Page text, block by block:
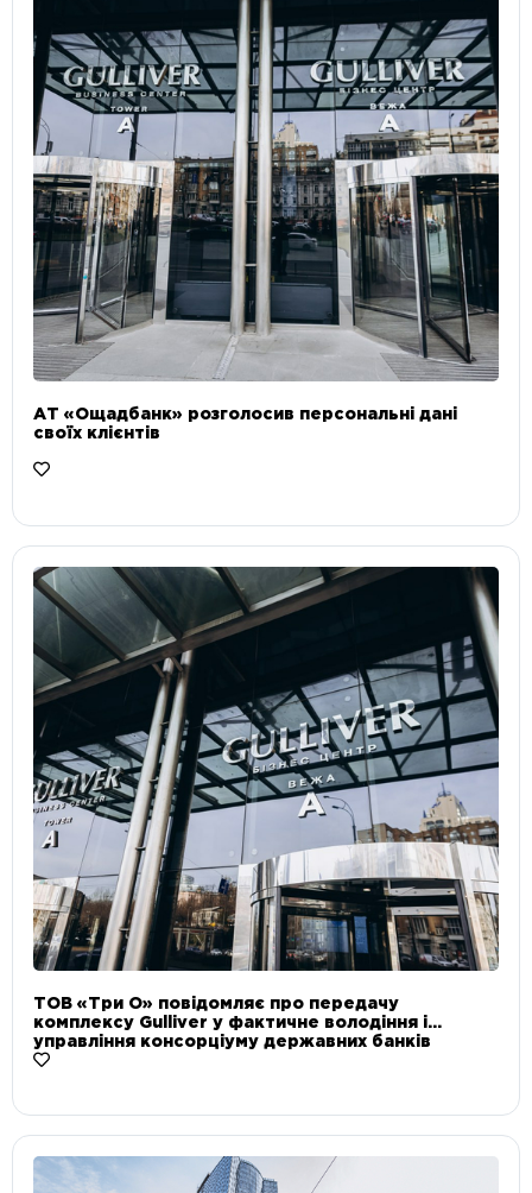
АТ «Ощадбанк» розголосив персональні дані
своїх клієнтів
ТОВ «Три О» повідомляє про передачу
комплексу Gulliver у фактичне володіння і
управління консорціуму державних банків